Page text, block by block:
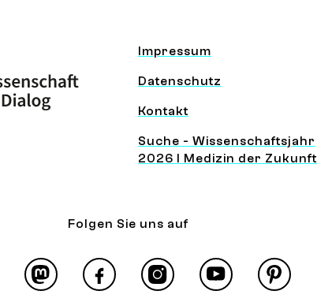
Impressum
Datenschutz
Kontakt
Suche - Wissenschaftsjahr
2026 I Medizin der Zukunft
Folgen Sie uns auf